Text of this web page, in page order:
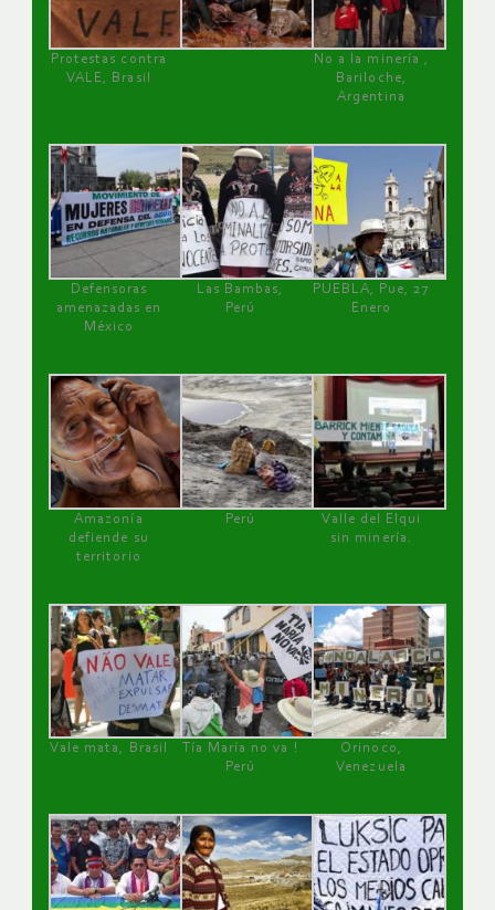
Protestas contra
VALE, Brasil
No a la minería ,
Bariloche,
Argentina
Defensoras
amenazadas en
México
Las Bambas,
Perú
PUEBLA, Pue, 27
Enero
Amazonía
defiende su
territorio
Perú
Valle del Elqui
sin minería.
Vale mata, Brasil
Tía María no va !
Perú
Orinoco,
Venezuela